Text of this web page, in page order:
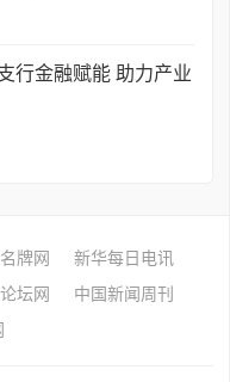
行金融赋能 助力产业
牌网
新华每日电讯
坛网
中国新闻周刊